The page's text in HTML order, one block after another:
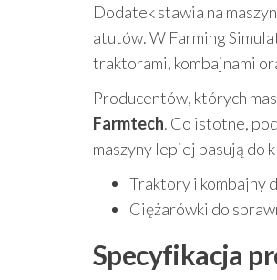
Dodatek stawia na
atutów. W Farming
traktorami, kombajnami
Producentów, których
Farmtech. Co istotne,
maszyny lepiej pasują do
Traktory i kombajny
Ciężarówki do
Specyfikacja